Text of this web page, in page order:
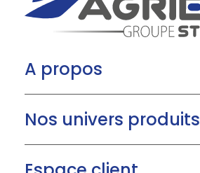
A propos
Nos univers produits